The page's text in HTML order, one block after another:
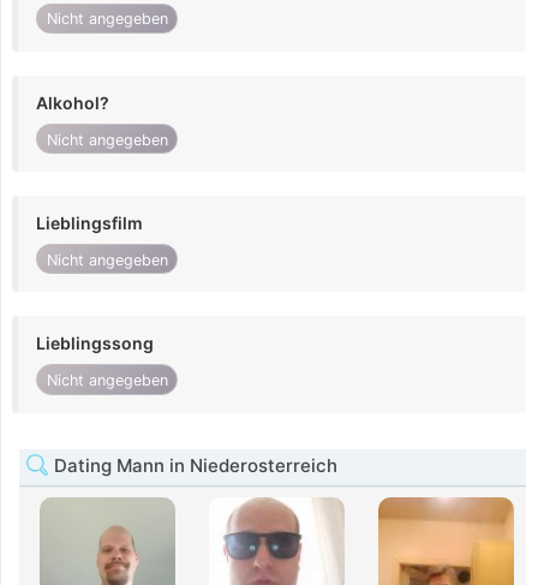
Nicht angegeben
Alkohol?
Nicht angegeben
Lieblingsfilm
Nicht angegeben
Lieblingssong
Nicht angegeben
Dating Mann in Niederosterreich